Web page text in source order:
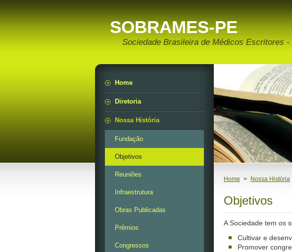
SOBRAMES-PE
Sociedade Brasileira de Médicos Escritores -
Home > Nossa História
Objetivos
A Sociedade tem os
Cultivar e
Promover
Home
Diretoria
Nossa História
Fundação
Objetivos
Reuniões
Infraestrutura
Obras Publicadas
Prêmios
Congressos